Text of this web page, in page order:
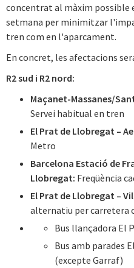
concentrat al màxim possible
setmana per minimitzar
tren com en l'aparcament.
En concret, les afectacions
R2 sud i R2 nord:
Maçanet-Massanes/
Servei habitual en tren
El Prat de Llobregat –
Metro
Barcelona Estació de
Llobregat: Freqüència
El Prat de Llobregat –
alternatiu per carretera
Bus llançadora El
Bus amb parades
(excepte Garraf)